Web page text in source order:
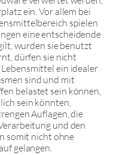
ein. Vor allem bei
spielen
eine entscheidende
wurden sie benutzt
dürfen sie nicht
ein idealer
sind und mit
belastet sein können,
sein könnten,
Auflagen, die
und den
somit nicht ohne
gelangen.